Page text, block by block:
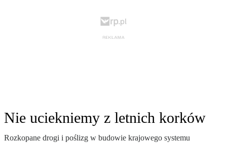
Nie uciekniemy z letnich korków
Rozkopane drogi i poślizg w budowie krajowego systemu